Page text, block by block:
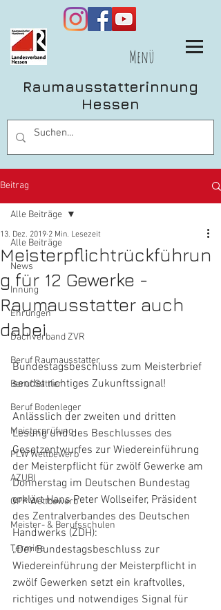
Menü
Raumausstatterinnung
Hessen
Beitrag
Alle Beiträge
News
Innung
Ehrungen
Dachverband ZVR
Beruf Raumausstatter
Beruf Sattler
Beruf Bodenleger
Meisterprüfung
PLW Wettbewerb
AZUBI
GPP Wettbewerb
Meister- & Berufsschulen
Termine
Alle Beiträge
Meisterpflichtrückführun
g für 12 Gewerke -
Raumausstatter auch
dabei
13. Dez. 2019 2 Min. Lesezeit
Bundestagsbeschluss zum Meisterbrief
sendet richtiges Zukunftssignal!
Anlässlich der zweiten und dritten
Lesung und des Beschlusses des
Gesetzentwurfes zur Wiedereinführung
der Meisterpflicht für zwölf Gewerke am
Donnerstag im Deutschen Bundestag
erklärt Hans Peter Wollseifer, Präsident
des Zentralverbandes des Deutschen
Handwerks (ZDH):
„Der Bundestagsbeschluss zur
Wiedereinführung der Meisterpflicht in
zwölf Gewerken setzt ein kraftvolles,
richtiges und notwendiges Signal für